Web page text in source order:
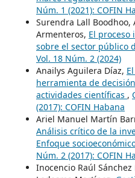
Núm. 1 (2021): COFIN
Surendra Lall
Armenteros, El proceso
sobre el sector público
Vol. 18 Núm. 2 (2024)
Anailys Aguilera Díaz,
herramienta de
actividades científicas ,
(2017): COFIN Habana
Ariel Manuel Martín
Análisis crítico de la
Enfoque
Núm. 2 (2017): COFIN
Inocencio Raúl